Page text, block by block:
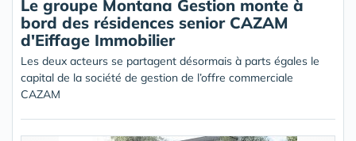
Le groupe Montana Gestion monte à
bord des résidences senior CAZAM
d'Eiffage Immobilier
Les deux acteurs se partagent désormais à parts égales le
capital de la société de gestion de l’offre commerciale
CAZAM